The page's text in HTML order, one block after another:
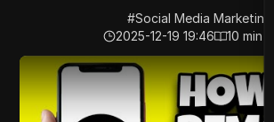
#Social Media Marketing
2025-12-19 19:46
10 min
Play Video:Wie man einen